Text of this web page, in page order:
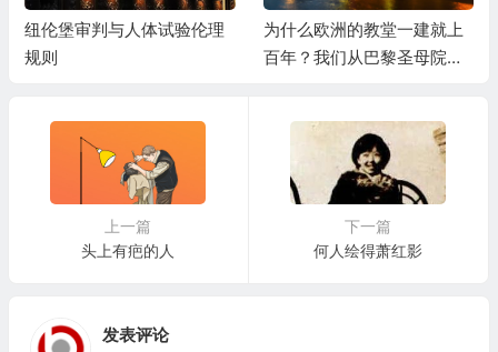
纽伦堡审判与人体试验伦理
规则
为什么欧洲的教堂一建就上
百年？我们从巴黎圣母院说
上一篇
头上有疤的人
下一篇
何人绘得萧红影
发表评论